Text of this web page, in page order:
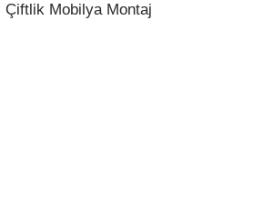
Çiftlik Mobilya Montaj